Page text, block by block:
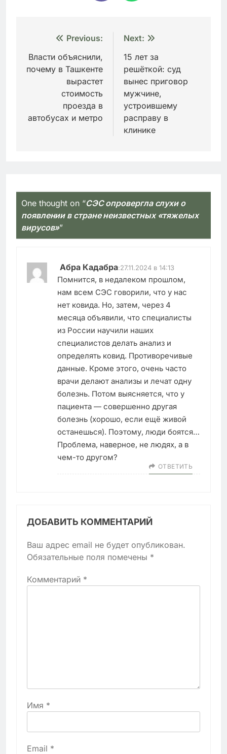
Навигация
по
записям
Previous:
Власти объяснили,
почему в Ташкенте
вырастет
стоимость
проезда в
автобусах и метро
Next:
15 лет за
решёткой: суд
вынес приговор
мужчине,
устроившему
расправу в
клинике
One thought on “СЭС опровергла слухи о
появлении в стране неизвестных «тяжелых
вирусов»”
Абра Кадабра:27.11.2024 в 14:13
Помнится, в недалеком прошлом,
нам всем СЭС говорили, что у нас
нет ковида. Но, затем, через 4
месяца объявили, что специалисты
из России научили наших
специалистов делать анализ и
определять ковид. Противоречивые
данные. Кроме этого, очень часто
врачи делают анализы и лечат одну
болезнь. Потом выясняется, что у
пациента — совершенно другая
болезнь (хорошо, если ещё живой
останешься). Поэтому, люди боятся…
Проблема, наверное, не людях, а в
чем-то другом?
ОТВЕТИТЬ
ДОБАВИТЬ КОММЕНТАРИЙ
Ваш адрес email не будет опубликован.
Обязательные поля помечены *
Комментарий *
Имя *
Email *